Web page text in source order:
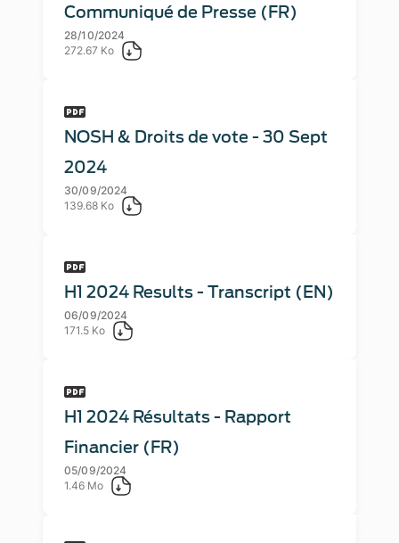
Communiqué de Presse (FR)
28/10/2024
272.67 Ko
NOSH & Droits de vote - 30 Sept
2024
30/09/2024
139.68 Ko
H1 2024 Results - Transcript (EN)
06/09/2024
171.5 Ko
H1 2024 Résultats - Rapport
Financier (FR)
05/09/2024
1.46 Mo